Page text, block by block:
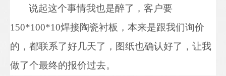
说起这个事情我也是醉了，客户要
150*100*10焊接陶瓷衬板， 本来是跟我们询价
的，都联系了好几天了 ， 图纸也确认好了 ，让我
做了个最终的报价过去。